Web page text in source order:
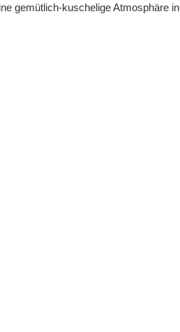
gemütlich-kuschelige Atmosphäre in